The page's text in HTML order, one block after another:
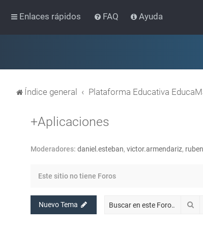
Enlaces rápidos FAQ Ayuda
Índice general Plataforma Educativa
+Aplicaciones
Moderadores: daniel.esteban, victor.armendariz,
Este sitio no tiene Foros
Nuevo Tema